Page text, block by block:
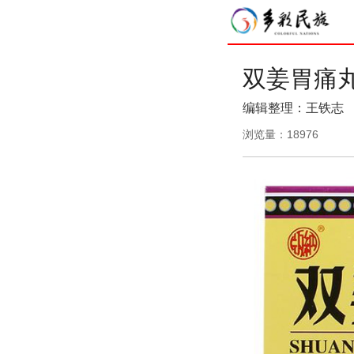
双姜胃痛
编辑整理：王铁志
浏览量： 18976